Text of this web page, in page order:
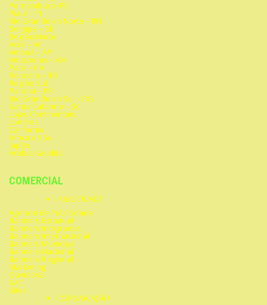
Pernambuco -PE
Piauí – PI
Rio Grande do Norte – RN
Sergipe – SE
Região Norte
Acre – AC
Amapá – AP
Amazonas – AM
Para – PA
Roraima – RO
Região Sul
Paraná – PR
Rio Grande do Sul – RG
Santa Catarina – SC
Lojas Continentais
Londres
California
África do Sul
Japão
Arábia Saudita
COMERCIAL
PUBLICIDADE
Agencia de Publicidade
Banners Estadual
Banners Integradas
Banners Internacional
Banners Municipal
Banners Nacional
Banners Regional
Marketing
Ouvidoria
SAC
Sites
COMUNICAÇÃO